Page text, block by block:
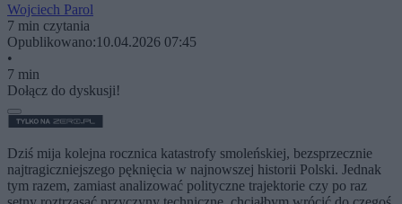
Wojciech Parol
7 min czytania
Opublikowano:10.04.2026 07:45
•
7 min
Dołącz do dyskusji!
Dziś mija kolejna rocznica katastrofy smoleńskiej, bezsprzecznie
najtragiczniejszego pęknięcia w najnowszej historii Polski. Jednak
tym razem, zamiast analizować polityczne trajektorie czy po raz